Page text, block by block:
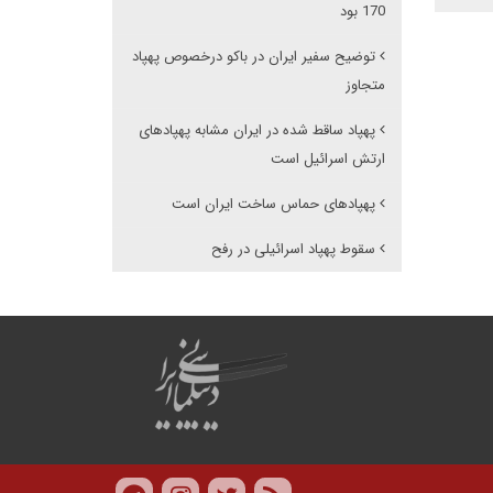
170 بود
توضیح سفیر ایران در باکو درخصوص پهپاد
متجاوز
پهپاد ساقط شده در ایران مشابه پهپادهای
ارتش اسرائیل است
پهپادهای حماس ساخت ایران است
سقوط پهپاد اسرائیلی در رفح